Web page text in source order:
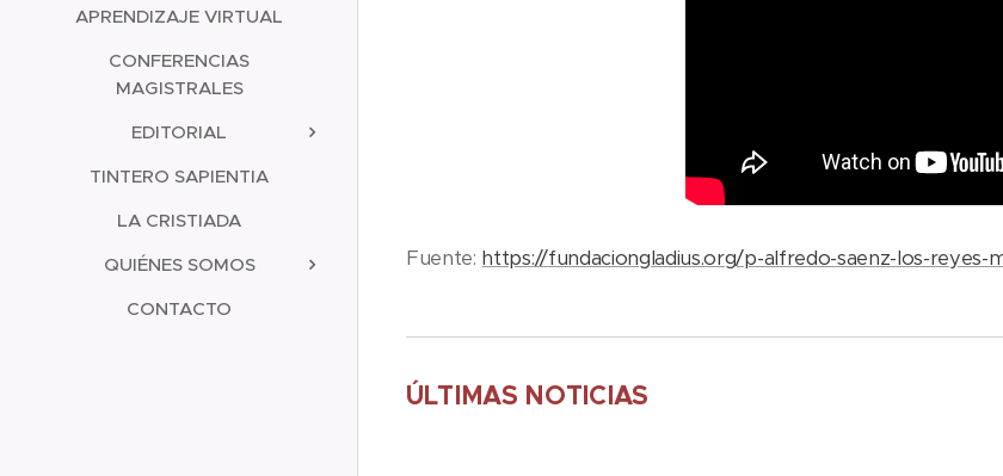
APRENDIZAJE VIRTUAL
CONFERENCIAS
MAGISTRALES
EDITORIAL
TINTERO SAPIENTIA
LA CRISTIADA
QUIÉNES SOMOS
CONTACTO
Fuente: https://fundaciongladius.org/p-alfredo-saenz-los-reyes-
ÚLTIMAS NOTICIAS